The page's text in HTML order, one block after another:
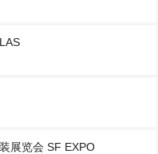
展览会 SF EXPO